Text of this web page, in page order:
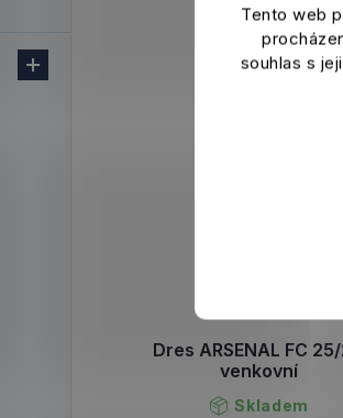
Tento web
souhlas s
Dres ARSENAL FC
venkovní
Skladem